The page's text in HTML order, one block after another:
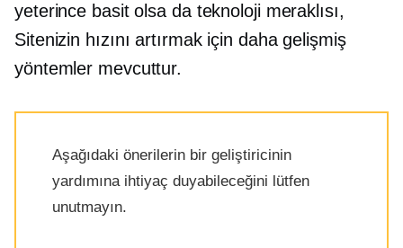
yeterince basit olsa da teknoloji meraklısı,
Sitenizin hızını artırmak için daha gelişmiş
yöntemler mevcuttur.
Aşağıdaki önerilerin bir geliştiricinin
yardımına ihtiyaç duyabileceğini lütfen
unutmayın.